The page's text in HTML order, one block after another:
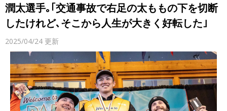
潤太選手｡｢交通事故で右足の太ももの下を切断
したけれど､そこから人生が大きく好転した｣
2025/04/24 更新